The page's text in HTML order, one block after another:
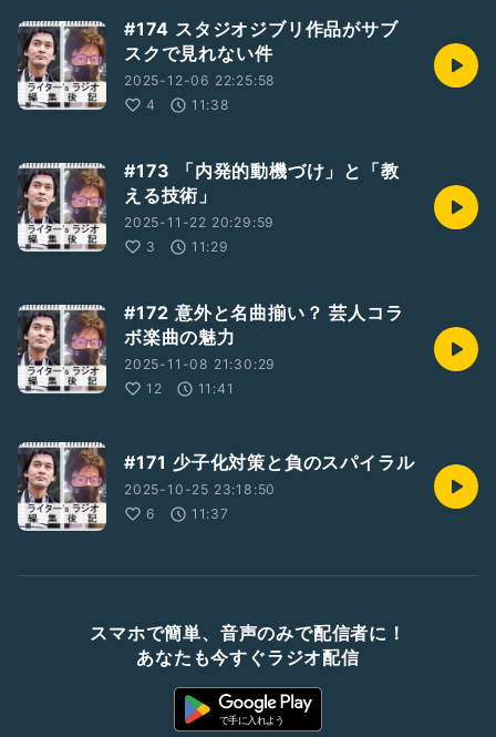
#174 スタジオジブリ作品がサブ
スクで見れない件
2025-12-06 22:25:58
4
11:38
#173 「内発的動機づけ」と「教
える技術」
2025-11-22 20:29:59
3
11:29
#172 意外と名曲揃い？ 芸人コラ
ボ楽曲の魅力
2025-11-08 21:30:29
12
11:41
#171 少子化対策と負のスパイラル
2025-10-25 23:18:50
6
11:37
スマホで簡単、音声のみで配信者に！
あなたも今すぐラジオ配信